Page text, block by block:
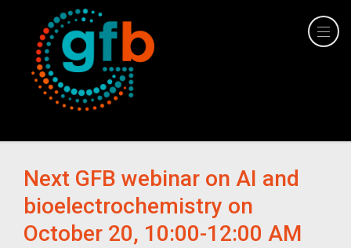
Next GFB webinar on AI and
bioelectrochemistry on
October 20, 10:00-12:00 AM